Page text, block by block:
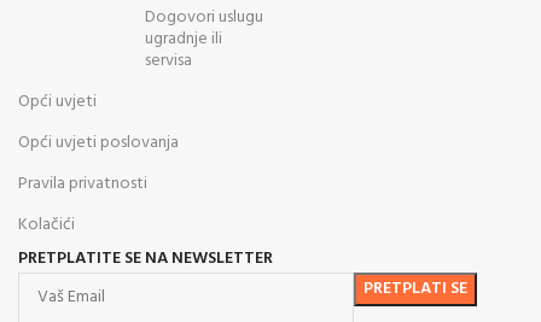
Dogovori uslugu
ugradnje ili
servisa
Opći uvjeti
Opći uvjeti poslovanja
Pravila privatnosti
Kolačići
PRETPLATITE SE NA NEWSLETTER